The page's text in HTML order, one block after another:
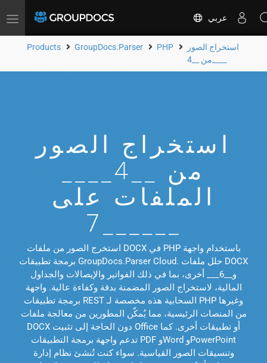
Toggle
عربي
Products GroupDocs.Parser PHP
استخراج الصور
استخراج الصور
الملفات على
استخرج الصور من ملفات DOCX في PHP باستخدام واجهة
برمجة تطبيقات GroupDocs.Parser Cloud. حلل ملفات DOCX
و__6___ أخرى، بما في ذلك الفواتير والإيصالات والجداول
المالية، لاستخراج الصور المضمنة بدقة وكفاءة عالية. واجهة
برمجة تطبيقات REST السحابية هذه مخصصة لـ PHP وغيرها
من المنصات الرئيسية، مما يُمكّن المطورين من معالجة ملفات
DOCX دون الحاجة إلى تثبيت Office أو تطبيقات أخرى. كما
تدعم واجهة برمجة التطبيقات PDF وWord وPowerPoint
وتنسيقات الصور القياسية. سواء كنت تُنشئ نظام إدارة